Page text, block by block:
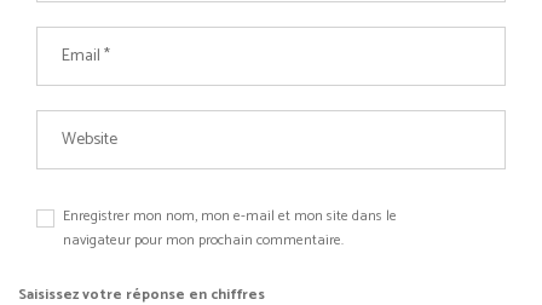
Enregistrer mon nom, mon e-mail et mon site dans le
navigateur pour mon prochain commentaire.
Saisissez votre réponse en chiffres